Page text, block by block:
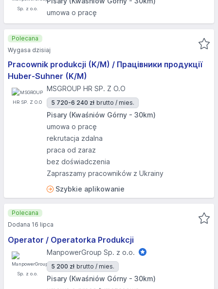
umowa o pracę
Pracownik produkcji (K/M) / Працівники продукції
Huber-Suhner (K/M)
MSGROUP HR SP. Z O.O
5 720-6 240 zł brutto / mies.
Pisary (Kwaśniów Górny - 30km)
umowa o pracę
rekrutacja zdalna
praca od zaraz
bez doświadczenia
Zapraszamy pracowników z Ukrainy
Szybkie aplikowanie
Polecana
Wygasa dzisiaj
Operator / Operatorka Produkcji
ManpowerGroup Sp. z o.o.
5 200 zł brutto / mies.
Pisary (Kwaśniów Górny - 30km)
Polecana
Dodana 16 lipca